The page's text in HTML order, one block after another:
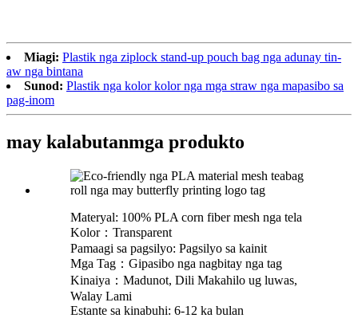
Miagi: Plastik nga ziplock stand-up pouch bag nga adunay tin-
aw nga bintana
Sunod: Plastik nga kolor kolor nga mga straw nga mapasibo sa
pag-inom
may kalabutanmga produkto
Materyal: 100% PLA corn fiber mesh nga tela
Kolor：Transparent
Pamaagi sa pagsilyo: Pagsilyo sa kainit
Mga Tag：Gipasibo nga nagbitay nga tag
Kinaiya：Madunot, Dili Makahilo ug luwas,
Walay Lami
Estante sa kinabuhi: 6-12 ka bulan